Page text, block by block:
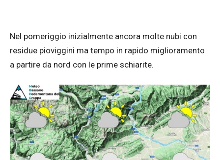
Nel pomeriggio inizialmente ancora molte nubi con
residue pioviggini ma tempo in rapido miglioramento
a partire da nord con le prime schiarite.